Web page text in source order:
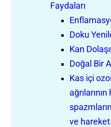
Faydaları
Doku
Kan
Doğal Bir
Kas içi
ve hareket